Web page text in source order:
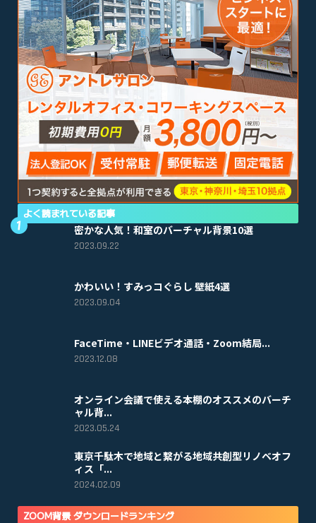
よく読まれている記事
密かな人気！和室のバーチャル背景10選
2023.09.22
かわいい！すみっコぐらし 壁紙4選
2023.09.04
FaceTime・LINEビデオ通話・Zoom結局...
2023.12.08
オンライン会議で使える本棚のオススメのバーチ
ャル背...
2023.05.24
東京千駄木で地域と繋がる地域共創型リノベオフ
ィス「...
2024.02.09
ZOOM背景 ダウンロードランキング